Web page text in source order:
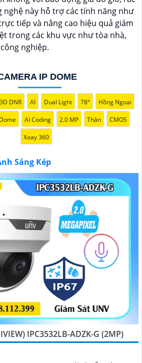
nghệ này hỗ trợ các tính năng như
tiếp và nâng cao hiệu quả giám
trong các khu vực như tòa nhà,
nghiệp.
IP DOME
3D DNR AI Dual Light 78° Hồng Ngoại
AI Coding 2.0 MP Thân CMOS
Xoay 360
Sáng Kép
IPC3532LB-ADZK-G (2MP)